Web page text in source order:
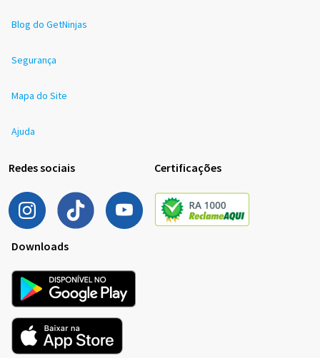
Blog do GetNinjas
Segurança
Mapa do Site
Ajuda
Redes sociais Certificações
Downloads